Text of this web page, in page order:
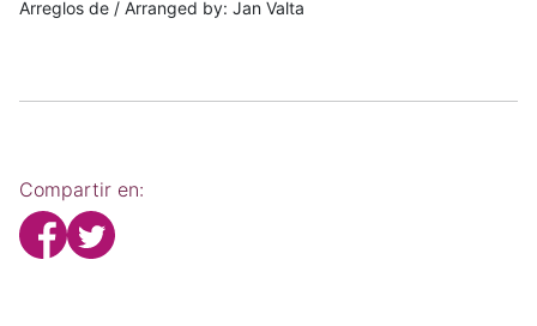
Arreglos de / Arranged by: Jan Valta
Compartir en: